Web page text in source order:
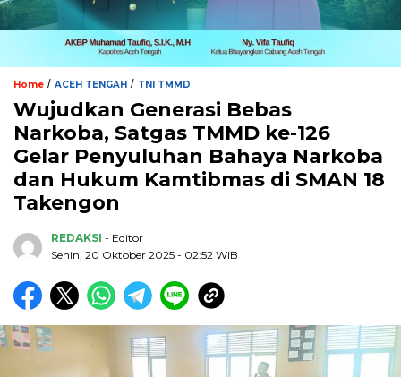
Home / ACEH TENGAH / TNI TMMD
Wujudkan Generasi Bebas
Narkoba, Satgas TMMD ke-126
Gelar Penyuluhan Bahaya Narkoba
dan Hukum Kamtibmas di SMAN 18
Takengon
REDAKSI - Editor
Senin, 20 Oktober 2025 - 02:52 WIB